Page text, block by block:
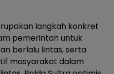
langkah konkret
pemerintah untuk
berlalu lintas, serta
masyarakat dalam